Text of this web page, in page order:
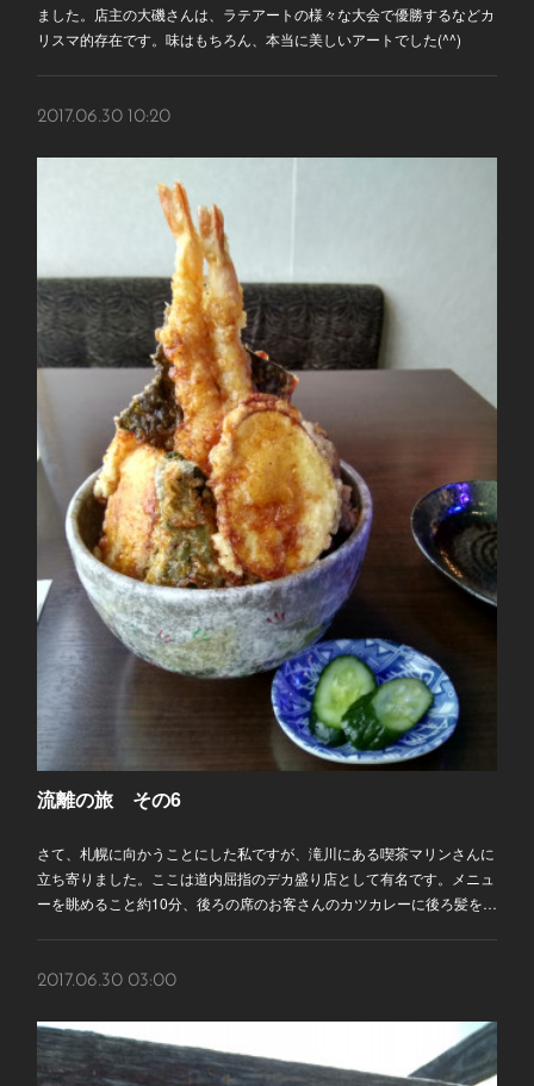
ました。店主の大磯さんは、ラテアートの様々な大会で優勝するなどカ
リスマ的存在です。味はもちろん、本当に美しいアートでした(^^)
2017.06.30 10:20
流離の旅 その6
さて、札幌に向かうことにした私ですが、滝川にある喫茶マリンさんに
立ち寄りました。ここは道内屈指のデカ盛り店として有名です。メニュ
ーを眺めること約10分、後ろの席のお客さんのカツカレーに後ろ髪を…
2017.06.30 03:00